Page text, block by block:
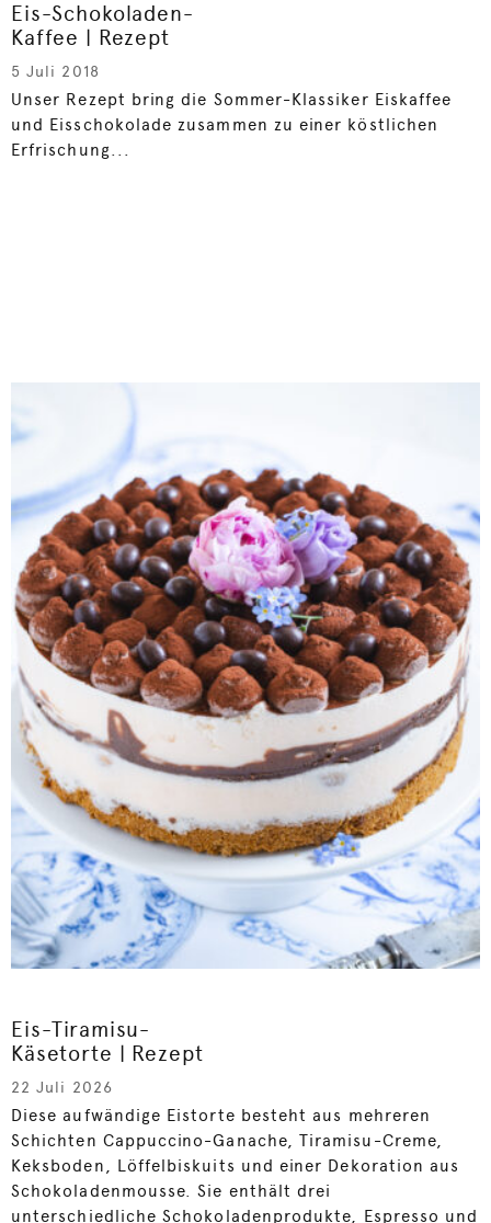
Eis-Schokoladen-
Kaffee | Rezept
5 Juli 2018
Unser Rezept bring die Sommer-Klassiker Eiskaffee
und Eisschokolade zusammen zu einer köstlichen
Erfrischung...
Eis-Tiramisu-
Käsetorte | Rezept
22 Juli 2026
Diese aufwändige Eistorte besteht aus mehreren
Schichten Cappuccino-Ganache, Tiramisu-Creme,
Keksboden, Löffelbiskuits und einer Dekoration aus
Schokoladenmousse. Sie enthält drei
unterschiedliche Schokoladenprodukte, Espresso und